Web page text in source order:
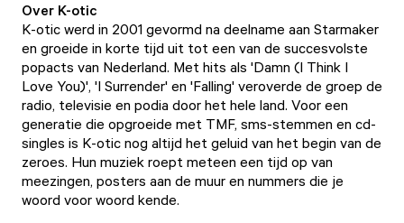
Over K-otic
K-otic werd in 2001 gevormd na deelname aan Starmaker
en groeide in korte tijd uit tot een van de succesvolste
popacts van Nederland. Met hits als 'Damn (I Think I
Love You)', 'I Surrender' en 'Falling' veroverde de groep de
radio, televisie en podia door het hele land. Voor een
generatie die opgroeide met TMF, sms-stemmen en cd-
singles is K-otic nog altijd het geluid van het begin van de
zeroes. Hun muziek roept meteen een tijd op van
meezingen, posters aan de muur en nummers die je
woord voor woord kende.